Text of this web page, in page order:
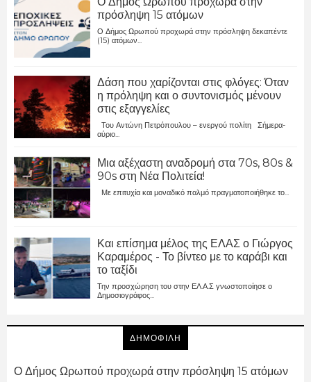
πρόσληψη 15 ατόμων
Ο Δήμος Ωρωπού προχωρά στην πρόσληψη δεκαπέντε
(15) ατόμων...
Δάση που χαρίζονται στις φλόγες: Όταν
η πρόληψη και ο συντονισμός μένουν
στις εξαγγελίες
Του Αντώνη Πετρόπουλου – ενεργού πολίτη Σήμερα-
αύριο...
Μια αξέχαστη αναδρομή στα 70s, 80s &
90s στη Νέα Πολιτεία!
Με επιτυχία και μοναδικό παλμό πραγματοποιήθηκε το...
Και επίσημα μέλος της ΕΛΑΣ ο Γιώργος
Καραμέρος - Το βίντεο με το καράβι και
το ταξίδι
Την προσχώρηση του στην ΕΛ.Α.Σ γνωστοποίησε ο
Δημοσιογράφος...
ΔΗΜΟΦΙΛΗ
Ο Δήμος Ωρωπού προχωρά στην πρόσληψη 15 ατόμων